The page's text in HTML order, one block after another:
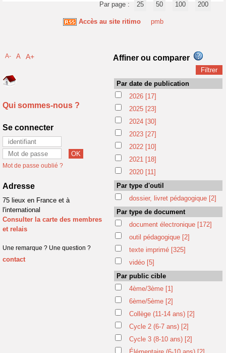
Par page :
25 50 100 200
Accès au site ritimo pmb
A- A A+
Qui sommes-nous ?
Se connecter
Mot de passe oublié ?
Adresse
75 lieux en France et à
l'international
Consulter la carte des membres
et relais
Une remarque ? Une question ?
contact
Affiner ou comparer
Par date de publication
2026 [17]
2025 [23]
2024 [30]
2023 [27]
2022 [10]
2021 [18]
2020 [11]
Par type d'outil
dossier, livret pédagogique [2]
Par type de document
document électronique [172]
outil pédagogique [2]
texte imprimé [325]
vidéo [5]
Par public cible
4ème/3ème [1]
6ème/5ème [2]
Collège (11-14 ans) [2]
Cycle 2 (6-7 ans) [2]
Cycle 3 (8-10 ans) [2]